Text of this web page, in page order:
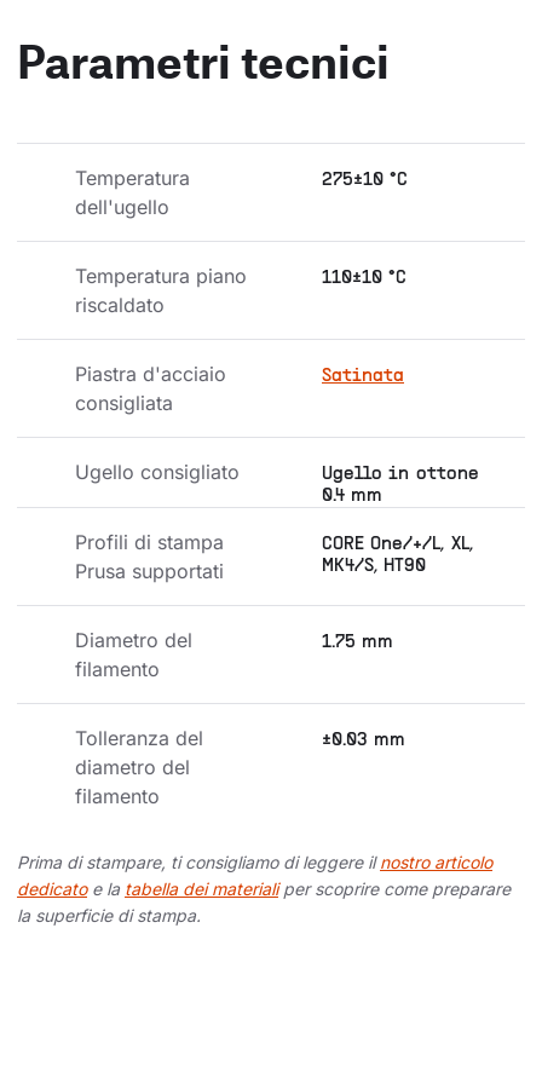
Parametri tecnici
Temperatura
dell'ugello
275±10 °C
Temperatura piano
riscaldato
110±10 °C
Piastra d'acciaio
consigliata
Satinata
Ugello consigliato
Ugello in ottone
0.4 mm
Profili di stampa
Prusa supportati
CORE One/+/L, XL,
MK4/S, HT90
Diametro del
filamento
1.75 mm
Tolleranza del
diametro del
filamento
±0.03 mm
Prima di stampare, ti consigliamo di leggere ilnostro articolo
dedicatoe la tabella dei materialiper scoprire come preparare
la superficie di stampa.